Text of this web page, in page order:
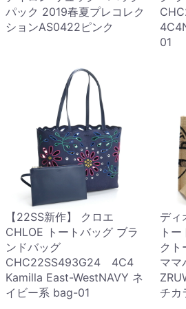
パック 2019春夏プレコレク
ションAS0422ピンク
01
【22SS新作】 クロエ
CHLOE トートバッグ ブラ
ンドバッグ
CHC22SS493G24 4C4
Kamilla East-WestNAVY ネ
イビー系 bag-01
デ
ト
ク
マ
チカ